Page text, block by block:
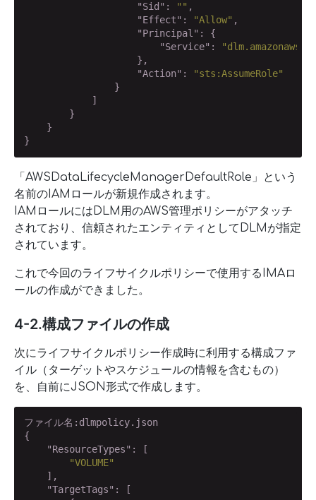
"Sid" : "" ,
"Effect" : "Allow" ,
"Principal" : {
"Service" :
                    },
"Action" :
"sts:AssumeRole"
                }
            ]
        }
    }
}
「AWSDataLifecycleManagerDefaultRole」という
名前のIAMロールが新規作成されます。
IAMロールにはDLM用のAWS管理ポリシーがアタッチ
されており、信頼されたエンティティとしてDLMが指定
されています。
これで今回のライフサイクルポリシーで使用するIMAロ
ールの作成ができました。
4-2.構成ファイルの作成
次にライフサイクルポリシー作成時に利用する構成ファ
イル（ターゲットやスケジュールの情報を含むもの）
を、自前にJSON形式で作成します。
ファイル名:dlmpolicy.json
{
"ResourceTypes" : [
"VOLUME"
    ],
"TargetTags" : [